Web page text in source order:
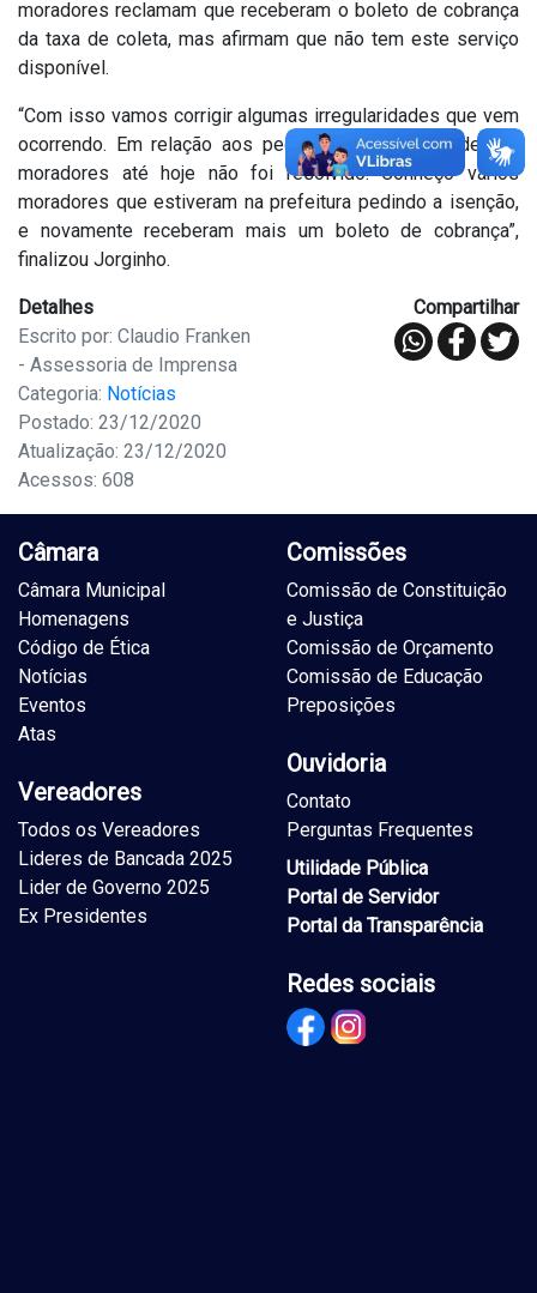
moradores reclamam que receberam o boleto de cobrança
da taxa de coleta, mas afirmam que não tem este serviço
disponível.
“Com isso vamos corrigir algumas irregularidades que vem
ocorrendo. Em relação aos pedidos de isenções destes
moradores até hoje não foi resolvido. Conheço vários
moradores que estiveram na prefeitura pedindo a isenção,
e novamente receberam mais um boleto de cobrança”,
finalizou Jorginho.
Detalhes
Escrito por: Claudio Franken
- Assessoria de Imprensa
Categoria: Notícias
Postado: 23/12/2020
Atualização: 23/12/2020
Acessos: 608
Compartilhar
Câmara
Câmara Municipal
Homenagens
Código de Ética
Notícias
Eventos
Atas
Vereadores
Todos os Vereadores
Lideres de Bancada 2025
Lider de Governo 2025
Ex Presidentes
Comissões
Comissão de Constituição
e Justiça
Comissão de Orçamento
Comissão de Educação
Preposições
Ouvidoria
Contato
Perguntas Frequentes
Utilidade Pública
Portal de Servidor
Portal da Transparência
Redes sociais